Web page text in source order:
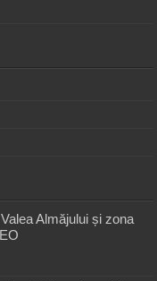
Almăjului și zona